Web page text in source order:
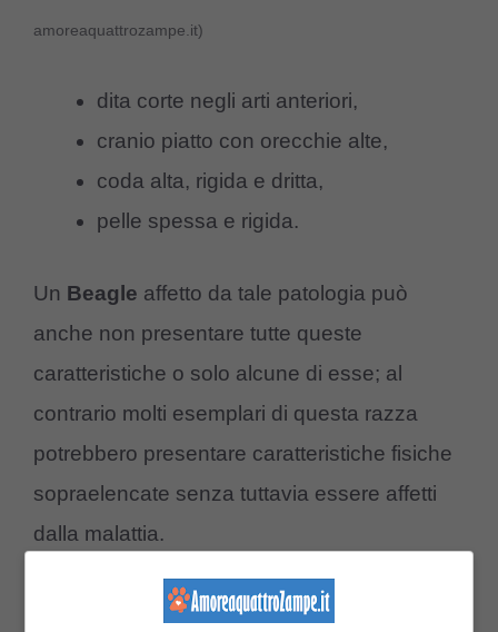
amoreaquattrozampe.it)
dita corte negli arti anteriori,
cranio piatto con orecchie alte,
coda alta, rigida e dritta,
pelle spessa e rigida.
Un Beagle affetto da tale patologia può
anche non presentare tutte queste
caratteristiche o solo alcune di esse; al
contrario molti esemplari di questa razza
potrebbero presentare caratteristiche fisiche
sopraelencate senza tuttavia essere affetti
dalla malattia.
Sebbene si cerchi diallungare la vita media